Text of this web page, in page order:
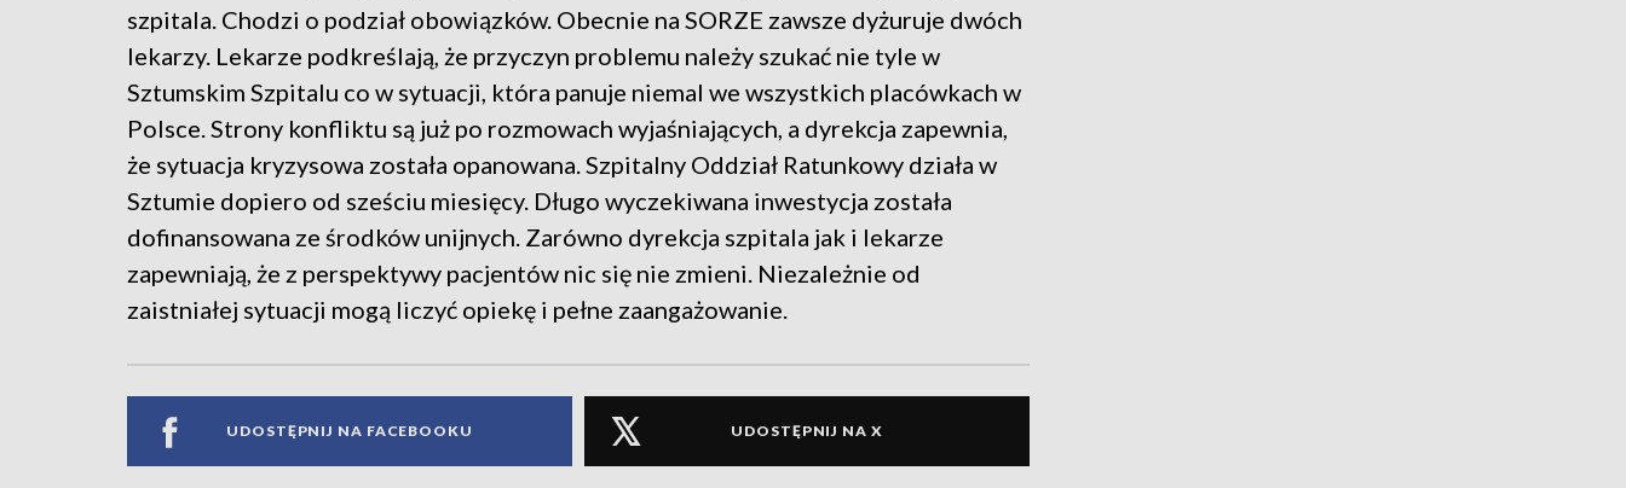
szpitala. Chodzi o podział obowiązków. Obecnie na SORZE zawsze dyżuruje dwóch
lekarzy. Lekarze podkreślają, że przyczyn problemu należy szukać nie tyle w
Sztumskim Szpitalu co w sytuacji, która panuje niemal we wszystkich placówkach w
Polsce. Strony konfliktu są już po rozmowach wyjaśniających, a dyrekcja zapewnia,
że sytuacja kryzysowa została opanowana. Szpitalny Oddział Ratunkowy działa w
Sztumie dopiero od sześciu miesięcy. Długo wyczekiwana inwestycja została
dofinansowana ze środków unijnych. Zarówno dyrekcja szpitala jak i lekarze
zapewniają, że z perspektywy pacjentów nic się nie zmieni. Niezależnie od
zaistniałej sytuacji mogą liczyć opiekę i pełne zaangażowanie.
UDOSTĘPNIJ NA FACEBOOKU UDOSTĘPNIJ NA X